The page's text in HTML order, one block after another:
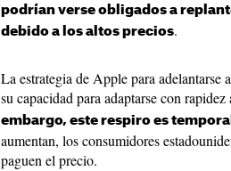
podrían verse obligados a
debido a los altos precios.
La estrategia de Apple para adelantarse
su capacidad para adaptarse con
embargo, este respiro es temporal
aumentan, los consumidores
paguen el precio.